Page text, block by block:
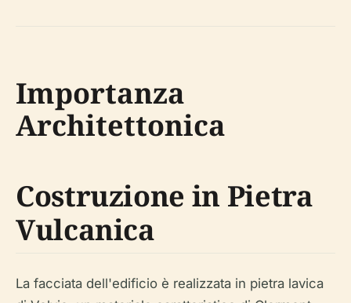
Importanza
Architettonica
Costruzione in Pietra
Vulcanica
La facciata dell'edificio è realizzata in pietra lavica